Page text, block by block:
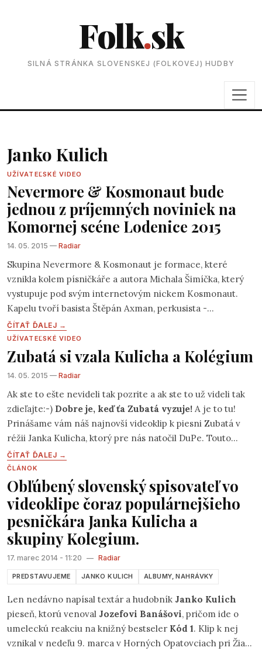
Folk.sk
SILNÁ STRÁNKA SLOVENSKEJ (FOLKOVEJ) HUDBY
Janko Kulich
UŽÍVATEĽSKÉ VIDEO
Nevermore & Kosmonaut bude
jednou z príjemných noviniek na
Komornej scéne Lodenice 2015
14. 05. 2015 — Radiar
Skupina Nevermore & Kosmonaut je formace, které
vznikla kolem písničkáře a autora Michala Šimíčka, který
vystupuje pod svým internetovým nickem Kosmonaut.
Kapelu tvoří basista Štěpán Axman, perkusista -
multiinstrumentalista Aleš Vosáhlo a kytarista Pavel Karas.
Kosmonaut je dlouholetým členem "Textové dílny u Slávka
Janouška". Texty jsou v češtině a veškerá muzika je
autorská. Žánr skupiny je nejlépe definován jako akustický
rock. V dubnu 2009 vydali Nevermore & Kosmonaut své
první oficiální demo CD "V kruzích". V roce 2012 vydala
skupina čtyřpísňové EP, které je ke stažení zde na webu.
ČÍTAŤ ĎALEJ →
UŽÍVATEĽSKÉ VIDEO
Zubatá si vzala Kulicha a Kolégium
14. 05. 2015 — Radiar
Ak ste to ešte nevideli tak pozrite a ak ste to už videli tak
zdieľajte:-) Dobre je, keď ťa Zubatá vyzuje! A je to tu!
Prinášame vám náš najnovší videoklip k piesni Zubatá v
réžii Janka Kulicha, ktorý pre nás natočil DuPe. Touto
cestou chceme poďakovať Pigovi, Mikovi, Šlajfovi, Sisi,
pracovníkom cintorínu a tiež Simonke Jůzovej, za krásnu
smrť:-)
ČÍTAŤ ĎALEJ →
ČLÁNOK
Obľúbený slovenský spisovateľ vo
videoklipe čoraz populárnejšieho
pesničkára Janka Kulicha a
skupiny Kolegium.
17. marec 2014 - 11:20 — Radiar
PREDSTAVUJEME JANKO KULICH ALBUMY, NAHRÁVKY
Len nedávno napísal textár a hudobník Janko Kulich
pieseň, ktorú venoval Jozefovi Banášovi, pričom ide o
umeleckú reakciu na knižný bestseler Kód 1. Klip k nej
vznikal v nedeľu 9. marca v Horných Opatovciach pri Žiari